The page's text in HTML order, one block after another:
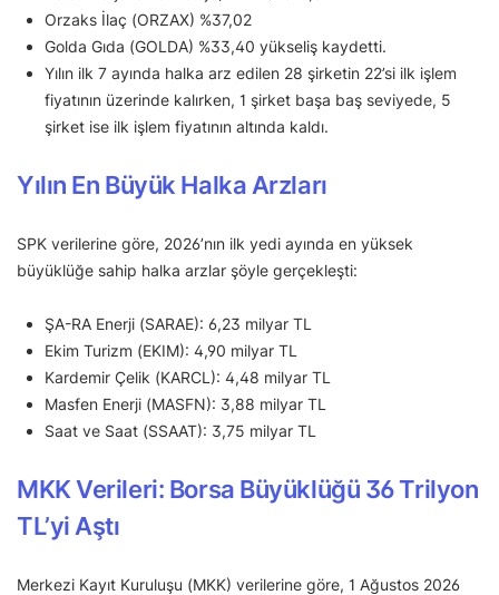
Orzaks İlaç (ORZAX) %37,02
Golda Gıda (GOLDA) %33,40 yükseliş kaydetti.
Yılın ilk 7 ayında halka arz edilen 28 şirketin 22’si ilk işlem
fiyatının üzerinde kalırken, 1 şirket başa baş seviyede, 5
şirket ise ilk işlem fiyatının altında kaldı.
Yılın En Büyük Halka Arzları
SPK verilerine göre, 2026’nın ilk yedi ayında en yüksek
büyüklüğe sahip halka arzlar şöyle gerçekleşti:
ŞA-RA Enerji (SARAE): 6,23 milyar TL
Ekim Turizm (EKIM): 4,90 milyar TL
Kardemir Çelik (KARCL): 4,48 milyar TL
Masfen Enerji (MASFN): 3,88 milyar TL
Saat ve Saat (SSAAT): 3,75 milyar TL
MKK Verileri: Borsa Büyüklüğü 36 Trilyon
TL’yi Aştı
Merkezi Kayıt Kuruluşu (MKK) verilerine göre, 1 Ağustos 2026